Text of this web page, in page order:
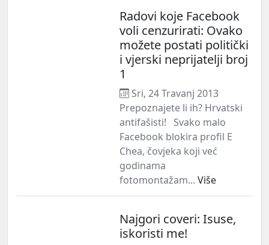
Radovi koje Facebook
voli cenzurirati: Ovako
možete postati politički
i vjerski neprijatelji broj
1
Sri, 24 Travanj 2013
Prepoznajete li ih? Hrvatski
antifašisti! Svako malo
Facebook blokira profil E
Chea, čovjeka koji već
godinama
fotomontažam... Više
Najgori coveri: Isuse,
iskoristi me!